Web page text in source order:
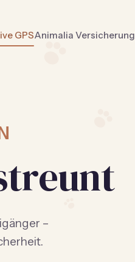
GPSAnimalia Versicherung
–